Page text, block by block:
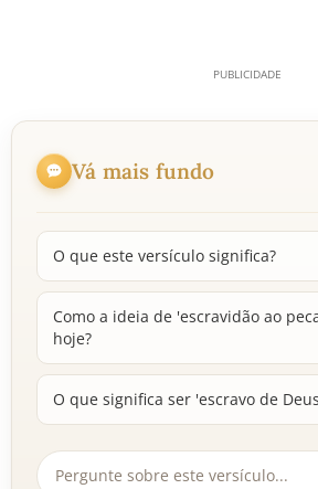
Vá mais fundo
O que este versículo significa?
Como a ideia de 'escravidão ao
hoje?
O que significa ser 'escravo de